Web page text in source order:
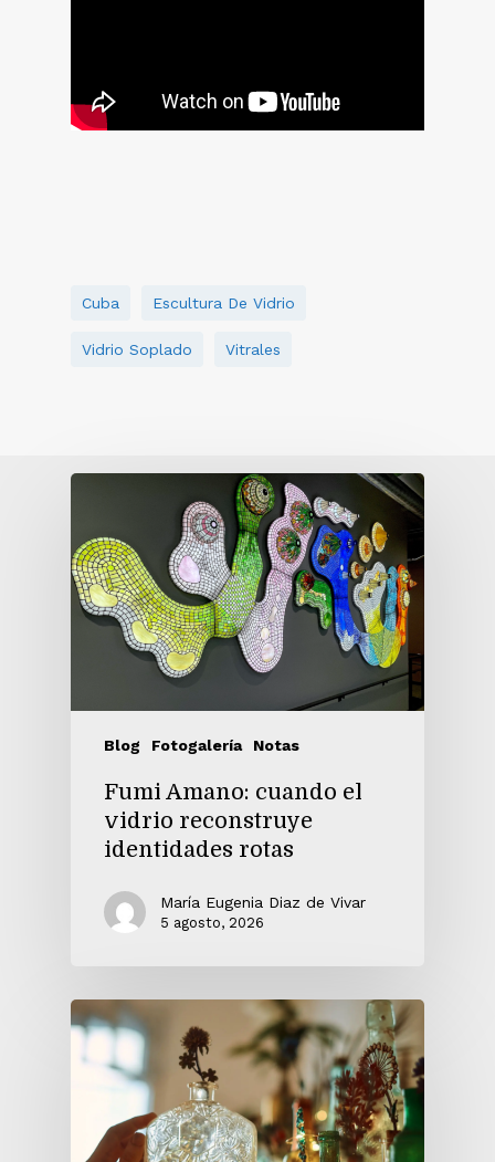
Cuba Escultura De Vidrio
Vidrio Soplado Vitrales
Blog Fotogalería Notas
Fumi Amano: cuando el
vidrio reconstruye
identidades rotas
María Eugenia Diaz de Vivar
5 agosto, 2026